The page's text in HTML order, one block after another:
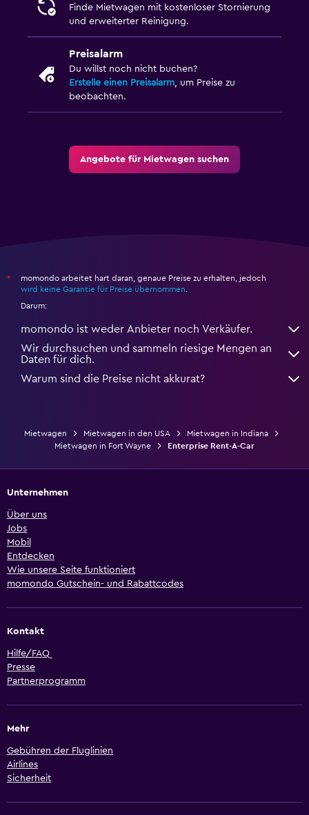
Finde Mietwagen mit kostenloser Stornierung
und erweiterter Reinigung.
Preisalarm
Du willst noch nicht buchen?
Erstelle einen Preisalarm, um Preise zu
beobachten.
Angebote für Mietwagen suchen
*
momondo arbeitet hart daran, genaue Preise zu erhalten, jedoch
wird keine Garantie für Preise übernommen.
Darum:
momondo ist weder Anbieter noch Verkäufer.
Wir durchsuchen und sammeln riesige Mengen an
Daten für dich.
Warum sind die Preise nicht akkurat?
Mietwagen Mietwagen in den USA
Mietwagen in Indiana
Mietwagen in Fort Wayne
Enterprise Rent-A-Car
Unternehmen
Über uns
Jobs
Mobil
Entdecken
Wie unsere Seite funktioniert
momondo Gutschein- und Rabattcodes
Kontakt
Hilfe/FAQ
Presse
Partnerprogramm
Mehr
Gebühren der Fluglinien
Airlines
Sicherheit